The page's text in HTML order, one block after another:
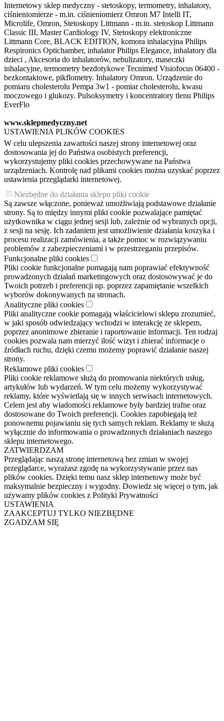
Internetowy sklep medyczny - stetoskopy, termometry, inhalatory,
ciśnieniomierze - m.in. ciśnieniomierz Omron M7 Intelli IT,
Microlife, Omron, Stetoskopy Littmann - m.in. stetoskop Littmann
Classic III, Master Cardiology IV, Stetoskopy elektroniczne
Littmann Core, BLACK EDITION, komora inhalacyjna Philips
Respironics Optichamber, inhalator Philips Elegance, inhalatory dla
dzieci , Akcesoria do inhalatorów, nebulizatory, maseczki
inhalacyjne, termometry bezdotykowe Tecnimed Visiofocus 06400 -
bezkontaktowe, pikflometry. Inhalatory Omron. Urządzenie do
pomiaru cholesterolu Pempa 3w1 - pomiar cholesterolu, kwasu
moczowego i glukozy. Pulsoksymetry i koncentratory tlenu Philips
EverFlo
www.sklepmedyczny.net
USTAWIENIA PLIKÓW COOKIES
W celu ulepszenia zawartości naszej strony internetowej oraz
dostosowania jej do Państwa osobistych preferencji,
wykorzystujemy pliki cookies przechowywane na Państwa
urządzeniach. Kontrolę nad plikami cookies można uzyskać poprzez
ustawienia przeglądarki internetowej.
Niezbędne do działania sklepu pliki cookie
Są zawsze włączone, ponieważ umożliwiają podstawowe działanie
strony. Są to między innymi pliki cookie pozwalające pamiętać
użytkownika w ciągu jednej sesji lub, zależnie od wybranych opcji,
z sesji na sesję. Ich zadaniem jest umożliwienie działania koszyka i
procesu realizacji zamówienia, a także pomoc w rozwiązywaniu
problemów z zabezpieczeniami i w przestrzeganiu przepisów.
Funkcjonalne pliki cookies
Pliki cookie funkcjonalne pomagają nam poprawiać efektywność
prowadzonych działań marketingowych oraz dostosowywać je do
Twoich potrzeb i preferencji np. poprzez zapamiętanie wszelkich
wyborów dokonywanych na stronach.
Analityczne pliki cookies
Pliki analityczne cookie pomagają właścicielowi sklepu zrozumieć,
w jaki sposób odwiedzający wchodzi w interakcję ze sklepem,
poprzez anonimowe zbieranie i raportowanie informacji. Ten rodzaj
cookies pozwala nam mierzyć ilość wizyt i zbierać informacje o
źródłach ruchu, dzięki czemu możemy poprawić działanie naszej
strony.
Reklamowe pliki cookies
Pliki cookie reklamowe służą do promowania niektórych usług,
artykułów lub wydarzeń. W tym celu możemy wykorzystywać
reklamy, które wyświetlają się w innych serwisach internetowych.
Celem jest aby wiadomości reklamowe były bardziej trafne oraz
dostosowane do Twoich preferencji. Cookies zapobiegają też
ponownemu pojawianiu się tych samych reklam. Reklamy te służą
wyłącznie do informowania o prowadzonych działaniach naszego
sklepu internetowego.
ZATWIERDZAM
Przeglądając naszą stronę internetową bez zmian w swojej
przeglądarce, wyrażasz zgodę na wykorzystywanie przez nas
plików cookies. Dzięki temu nasz sklep internetowy może być
maksymalnie bezpieczny i wygodny. Dowiedz się więcej o tym, jak
używamy plików cookies z Polityki Prywatności
USTAWIENIA
ZAAKCEPTUJ TYLKO NIEZBĘDNE
ZGADZAM SIĘ